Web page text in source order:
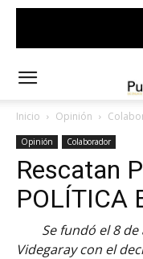
Inicio Opinión
Opinión Colaborador
Rescatan
POLÍTICA
Se fundó el 8
Videgaray con el